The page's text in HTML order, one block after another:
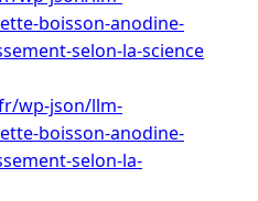
boisson-anodine-
selon-la-science
wp-json/llm-
boisson-anodine-
selon-la-